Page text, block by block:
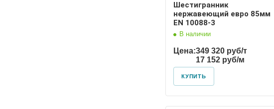
Шестигранник
нержавеющий евро 85мм
EN 10088-3
В наличии
Цена:349 320 руб/т
17 152 руб/м
КУПИТЬ